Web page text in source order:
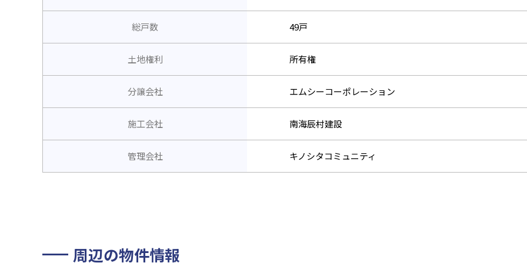
総戸数 49戸
土地権利 所有権
分譲会社 エムシーコーポレーション
施工会社 南海辰村建設
管理会社 キノシタコミュニティ
周辺の物件情報